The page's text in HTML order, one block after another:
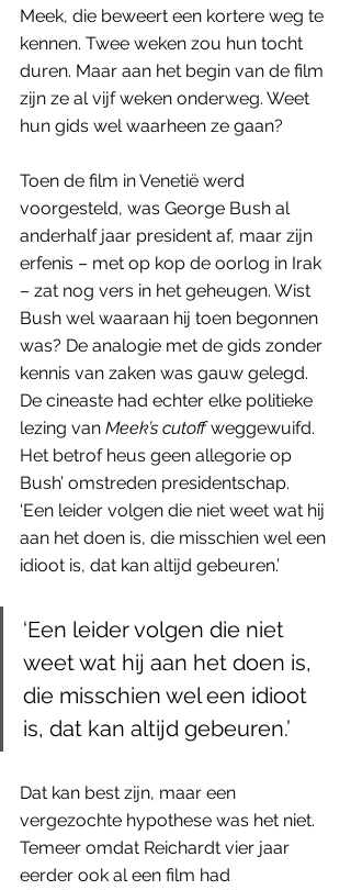
Meek, die beweert een kortere weg te
kennen. Twee weken zou hun tocht
duren. Maar aan het begin van de film
zijn ze al vijf weken onderweg. Weet
hun gids wel waarheen ze gaan?
Toen de film in Venetië werd
voorgesteld, was George Bush al
anderhalf jaar president af, maar zijn
erfenis – met op kop de oorlog in Irak
– zat nog vers in het geheugen. Wist
Bush wel waaraan hij toen begonnen
was? De analogie met de gids zonder
kennis van zaken was gauw gelegd.
De cineaste had echter elke politieke
lezing van Meek’s cutoff weggewuifd.
Het betrof heus geen allegorie op
Bush’ omstreden presidentschap.
‘Een leider volgen die niet weet wat hij
aan het doen is, die misschien wel een
idioot is, dat kan altijd gebeuren.’
‘Een leider volgen die niet
weet wat hij aan het doen is,
die misschien wel een idioot
is, dat kan altijd gebeuren.’
Dat kan best zijn, maar een
vergezochte hypothese was het niet.
Temeer omdat Reichardt vier jaar
eerder ook al een film had